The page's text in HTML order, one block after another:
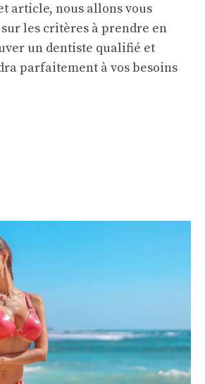
article, nous allons vous
les critères à prendre en
un dentiste qualifié et
parfaitement à vos besoins